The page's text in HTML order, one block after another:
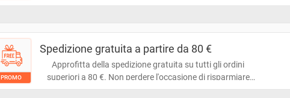
tocco personale, risparmiando nel contempo. Non perdere
PROMO
Spedizione gratuita a partire da 80 €
Approfitta della spedizione gratuita su tutti gli ordini
superiori a 80 €. Non perdere l'occasione di risparmiare
mentre acquisti i tuoi prodotti preferiti. Aggiungi al carrello